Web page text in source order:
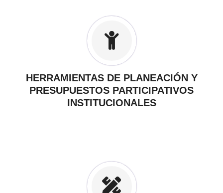
HERRAMIENTAS DE PLANEACIÓN Y
PRESUPUESTOS PARTICIPATIVOS
INSTITUCIONALES